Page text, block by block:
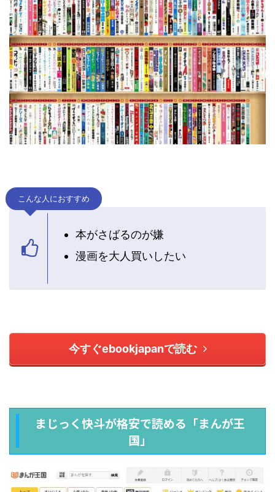
こんな人におすすめ
本がさばるのが嫌
漫画を大人買いしたい
今すぐebookjapanで読む
まじっく快斗が格安で読める「まんが王
国」